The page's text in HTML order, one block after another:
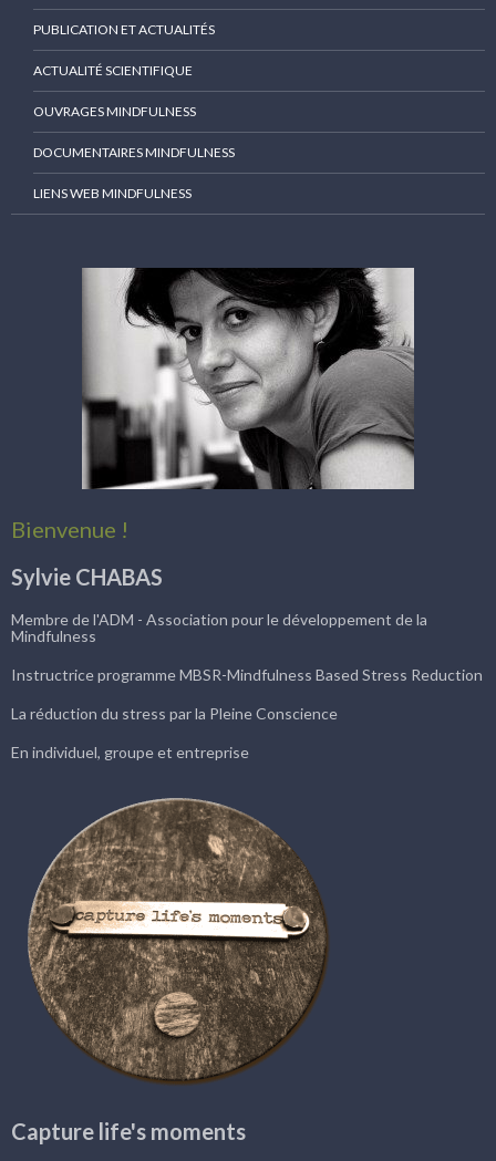
PUBLICATION ET ACTUALITÉS
ACTUALITÉ SCIENTIFIQUE
OUVRAGES MINDFULNESS
DOCUMENTAIRES MINDFULNESS
LIENS WEB MINDFULNESS
Bienvenue !
Sylvie CHABAS
Membre de l'ADM - Association pour le développement de la
Mindfulness
Instructrice programme MBSR-Mindfulness Based Stress Reduction
La réduction du stress par la Pleine Conscience
En individuel, groupe et entreprise
Capture life's moments